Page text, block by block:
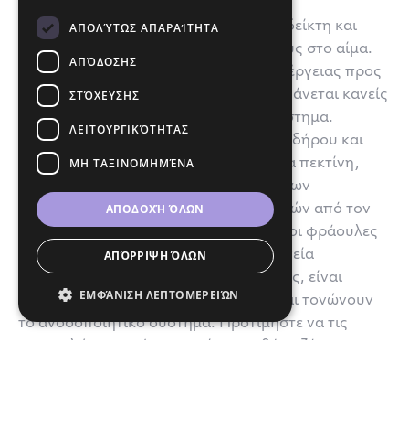
Φράουλες:έχουν χαμηλό γλυκαιμικό δείκτη και
απελευθερώνουν αργά τα σάκχαρά τους στο αίμα.
Αυτό οδηγεί σε σταθερή παραγωγή ενέργειας προς
τον οργανισμό, με αποτέλεσμα να αισθάνεται κανείς
χορτάτος για μεγαλύτερο χρονικό διάστημα.
Περιέχουν επίσης μικρές ποσότητες σιδήρου και
μεγάλες ποσότητες από την φυτική ίνα πεκτίνη,
που βοηθά στην ελάττωση των επιπέδων
χοληστερόλης και στην αποβολή τοξινών από τον
οργανισμό. Μελέτες έχουν δείξει πως οι φράουλες
κάνουν καλό και στην καρδιολογική υγεία
διεγείροντας τα επίπεδα φολικού οξέος, είναι
πλούσιες σε αντιοξειδωτικές ουσίες και τονώνουν
το ανοσοποιητικό σύστημα. Προτιμήστε να τις
ΑΠΟΛΎΤΩΣ ΑΠΑΡΑΊΤΗΤΑ
ΑΠΌΔΟΣΗΣ
ΣΤΌΧΕΥΣΗΣ
ΛΕΙΤΟΥΡΓΙΚΌΤΗΤΑΣ
ΜΗ ΤΑΞΙΝΟΜΗΜΈΝΑ
ΑΠΟΔΟΧΉ ΌΛΩΝ
ΑΠΌΡΡΙΨΗ ΌΛΩΝ
ΕΜΦΆΝΙΣΗ ΛΕΠΤΟΜΕΡΕΙΏΝ